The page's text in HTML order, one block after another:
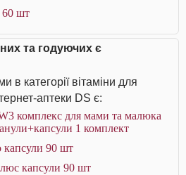
60 шт
та годуючих є
категорії вітаміни для
аптеки DS є:
комплекс для мами та малюка
1 комплект
капсули 90 шт
капсули 90 шт